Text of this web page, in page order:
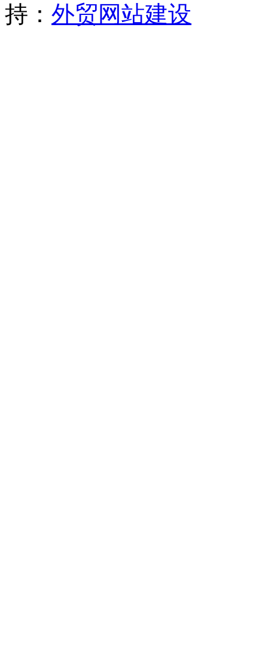
持： 外贸网站建设